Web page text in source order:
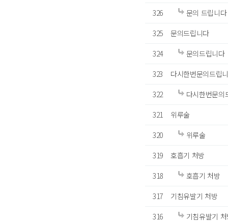
326
문의 드립니다
325
문의드립니다
324
문의드립니다
323
다시한번문의드립
322
다시한번문의
321
위루술
320
위루술
319
호흡기 처방
318
호흡기 처방
317
기침유발기 처방
316
기침유발기